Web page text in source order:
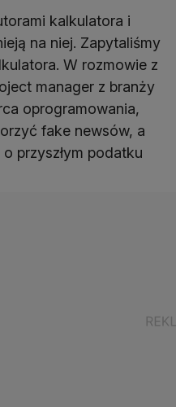
kalkulatora i
na niej. Zapytaliśmy
W rozmowie z
manager z branży
oprogramowania,
fake newsów, a
przyszłym podatku